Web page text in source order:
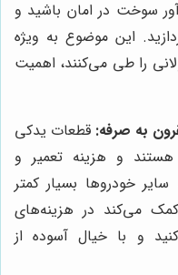
سوخت در امان باشید و
این موضوع به ویژه
را طی می‌کنند، اهمیت
به صرفه: قطعات یدکی
و هزینه تعمیر و
خودروها بسیار کمتر
می‌کند در هزینه‌های
و با خیال آسوده از